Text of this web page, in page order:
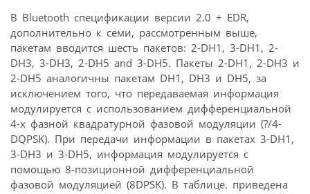
В Bluetooth спецификации версии 2.0 + EDR,
дополнительно к семи, рассмотренным выше,
пакетам вводится шесть пакетов: 2-DH1, 3-DH1, 2-
DH3, 3-DH3, 2-DH5 and 3-DH5. Пакеты 2-DH1, 2-DH3 и
2-DH5 аналогичны пакетам DH1, DH3 и DH5, за
исключением того, что передаваемая информация
модулируется с использованием дифференциальной
4-х фазной квадратурной фазовой модуляции (?/4-
DQPSK). При передачи информации в пакетах 3-DH1,
3-DH3 и 3-DH5, информация модулируется с
помощью 8-позиционной дифференциальной
фазовой модуляцией (8DPSK). В таблице. приведена